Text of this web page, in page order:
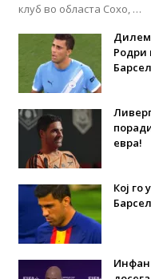
клуб во областа Сохо, …
Родри
евра!
Кој го